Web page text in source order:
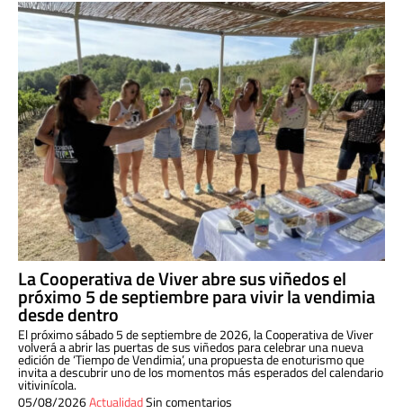
La Cooperativa de Viver abre sus viñedos el
próximo 5 de septiembre para vivir la vendimia
desde dentro
El próximo sábado 5 de septiembre de 2026, la Cooperativa de Viver
volverá a abrir las puertas de sus viñedos para celebrar una nueva
edición de ‘Tiempo de Vendimia’, una propuesta de enoturismo que
invita a descubrir uno de los momentos más esperados del calendario
vitivinícola.
05/08/2026ActualidadSin comentarios